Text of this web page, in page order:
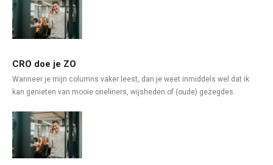
CRO doe je ZO
Wanneer je mijn columns vaker leest, dan je weet inmiddels wel dat ik
kan genieten van mooie oneliners, wijsheden of (oude) gezegdes.